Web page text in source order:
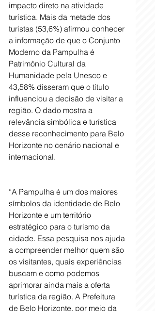
impacto direto na atividade
turística. Mais da metade dos
turistas (53,6%) afirmou conhecer
a informação de que o Conjunto
Moderno da Pampulha é
Patrimônio Cultural da
Humanidade pela Unesco e
43,58% disseram que o título
influenciou a decisão de visitar a
região. O dado mostra a
relevância simbólica e turística
desse reconhecimento para Belo
Horizonte no cenário nacional e
internacional.
“A Pampulha é um dos maiores
símbolos da identidade de Belo
Horizonte e um território
estratégico para o turismo da
cidade. Essa pesquisa nos ajuda
a compreender melhor quem são
os visitantes, quais experiências
buscam e como podemos
aprimorar ainda mais a oferta
turística da região. A Prefeitura
de Belo Horizonte, por meio da